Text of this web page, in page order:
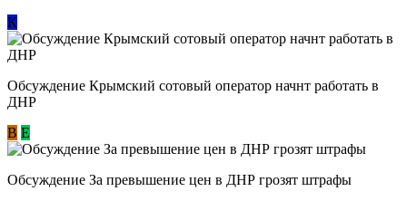
К
Обсуждение Крымский сотовый оператор начнт работать в
ДНР
В E
Обсуждение За превышение цен в ДНР грозят штрафы